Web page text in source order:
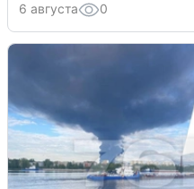
6 августа 0